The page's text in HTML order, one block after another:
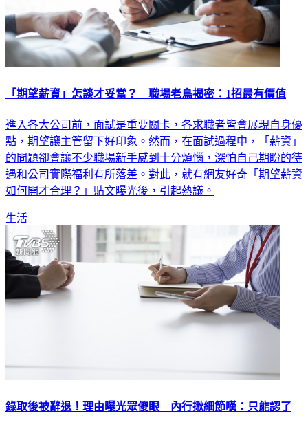
「期望薪資」怎談才妥當？ 職場老鳥揭密：1招最有價值
進入各大公司前，面試是重要關卡，各求職者皆會展現自身優
點，期望讓主管留下好印象。然而，在面試過程中，「薪資」
的問題卻會讓不少職場新手感到十分煩惱，深怕自己期盼的待
遇和公司實際福利有所落差。對此，就有網友好奇「期望薪資
如何開才合理？」貼文曝光後，引起熱議。
生活
錄取後被辭退！理由曝光眾傻眼 內行揪細節嘆：只能認了